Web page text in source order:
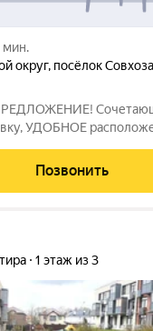
мин.
округ, посёлок
УДOБHОЕ
УНИKAЛЬНОГO
Общей
Позвонить
1 этаж из 3